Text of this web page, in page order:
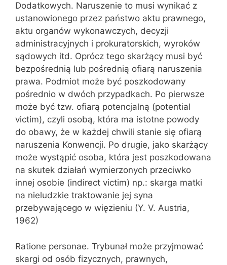
Dodatkowych. Naruszenie to musi wynikać z
ustanowionego przez państwo aktu prawnego,
aktu organów wykonawczych, decyzji
administracyjnych i prokuratorskich, wyroków
sądowych itd. Oprócz tego skarżący musi być
bezpośrednią lub pośrednią ofiarą naruszenia
prawa. Podmiot może być poszkodowany
pośrednio w dwóch przypadkach. Po pierwsze
może być tzw. ofiarą potencjalną (potential
victim), czyli osobą, która ma istotne powody
do obawy, że w każdej chwili stanie się ofiarą
naruszenia Konwencji. Po drugie, jako skarżący
może wystąpić osoba, która jest poszkodowana
na skutek działań wymierzonych przeciwko
innej osobie (indirect victim) np.: skarga matki
na nieludzkie traktowanie jej syna
przebywającego w więzieniu (Y. V. Austria,
1962)
Ratione personae. Trybunał może przyjmować
skargi od osób fizycznych, prawnych,